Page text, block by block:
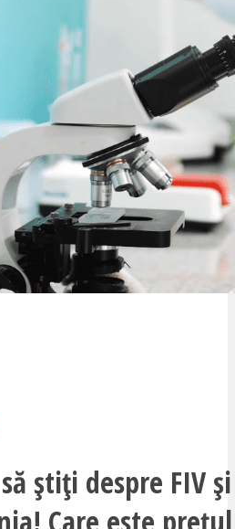
știți despre FIV
Care este